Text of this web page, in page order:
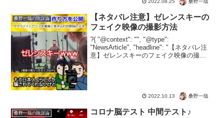
2022.08.25 桑野一哉
桑野一哉の陰謀論
【ネタバレ注意】ゼレンスキーの
フェイク映像の撮影方法
?{ "@context": "", "@type":
"NewsArticle", "headline": "【ネタバレ注
意】ゼレンスキーのフェイク映像の撮影
2022.10.13 桑野一哉
桑野一哉の陰謀論 コロナ脳テスト 中間テスト♪